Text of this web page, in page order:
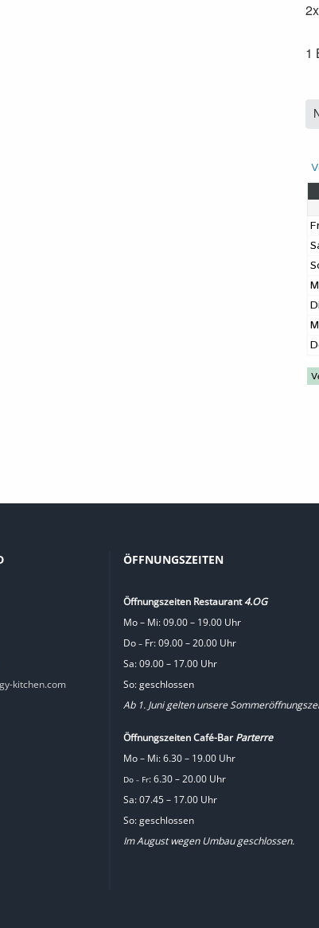
1
kitchen.com
ÖFFNUNGSZEITEN
Öffnungszeiten Restaurant4.OG
Mo – Mi: 09.00 – 19.00 Uhr
Do –Fr: 09.00 – 20.00 Uhr
Sa: 09.00 – 17.00 Uhr
So: geschlossen
Ab 1. Juni gelten unsere
Öffnungszeiten Café-BarParterre
Mo – Mi: 6.30 – 19.00 Uhr
Do –Fr: 6.30 – 20.00 Uhr
Sa: 07.45 – 17.00 Uhr
So: geschlossen
Im August wegen Umbau geschlossen.